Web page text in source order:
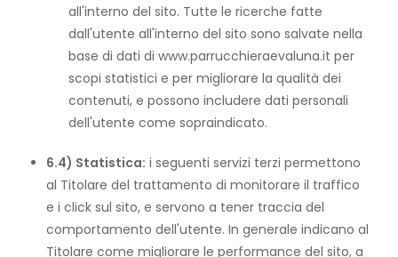
all'interno del sito. Tutte le ricerche fatte
dall'utente all'interno del sito sono salvate nella
base di dati di www.parrucchieraevaluna.it per
scopi statistici e per migliorare la qualità dei
contenuti, e possono includere dati personali
dell'utente come sopraindicato.
6.4) Statistica: i seguenti servizi terzi permettono
al Titolare del trattamento di monitorare il traffico
e i click sul sito, e servono a tener traccia del
comportamento dell'utente. In generale indicano al
Titolare come migliorare le performance del sito, a